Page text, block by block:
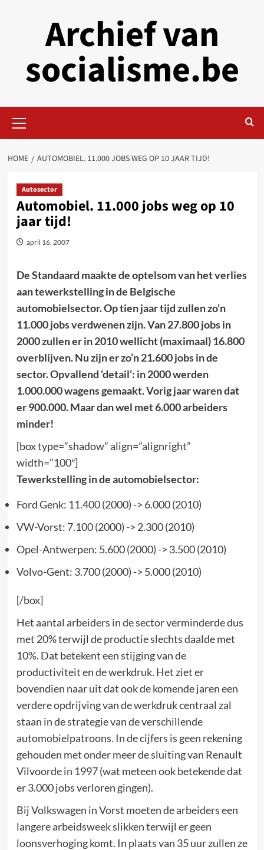
Archief van
socialisme.be
Menu
HOME AUTOMOBIEL. 11.000 JOBS WEG OP 10 JAAR TIJD!
Autosector
Automobiel. 11.000 jobs weg op 10
jaar tijd!
april 16, 2007
De Standaard maakte de optelsom van het verlies
aan tewerkstelling in de Belgische
automobielsector. Op tien jaar tijd zullen zo’n
11.000 jobs verdwenen zijn. Van 27.800 jobs in
2000 zullen er in 2010 wellicht (maximaal) 16.800
overblijven. Nu zijn er zo’n 21.600 jobs in de
sector. Opvallend ‘detail’: in 2000 werden
1.000.000 wagens gemaakt. Vorig jaar waren dat
er 900.000. Maar dan wel met 6.000 arbeiders
minder!
[box type=”shadow” align=”alignright”
width=”100″]
Tewerkstelling in de automobielsector:
Ford Genk: 11.400 (2000) -> 6.000 (2010)
VW-Vorst: 7.100 (2000) -> 2.300 (2010)
Opel-Antwerpen: 5.600 (2000) -> 3.500 (2010)
Volvo-Gent: 3.700 (2000) -> 5.000 (2010)
[/box]
Het aantal arbeiders in de sector verminderde dus
met 20% terwijl de productie slechts daalde met
10%. Dat betekent een stijging van de
productiviteit en de werkdruk. Het ziet er
bovendien naar uit dat ook de komende jaren een
verdere opdrijving van de werkdruk centraal zal
staan in de strategie van de verschillende
automobielpatroons. In de cijfers is geen rekening
gehouden met onder meer de sluiting van Renault
Vilvoorde in 1997 (wat meteen ook betekende dat
er 3.000 jobs verloren gingen).
Bij Volkswagen in Vorst moeten de arbeiders een
langere arbeidsweek slikken terwijl er geen
loonsverhoging komt. In plaats van 35 uur zullen ze